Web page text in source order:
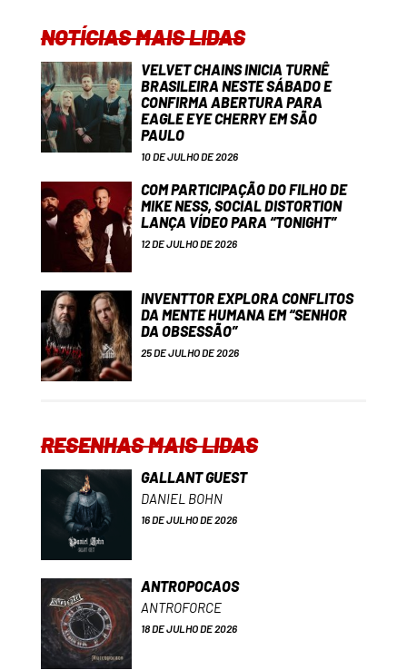
NOTÍCIAS MAIS LIDAS
VELVET CHAINS INICIA TURNÊ
BRASILEIRA NESTE SÁBADO E
CONFIRMA ABERTURA PARA
EAGLE EYE CHERRY EM SÃO
PAULO
10 DE JULHO DE 2026
COM PARTICIPAÇÃO DO FILHO DE
MIKE NESS, SOCIAL DISTORTION
LANÇA VÍDEO PARA “TONIGHT”
12 DE JULHO DE 2026
INVENTTOR EXPLORA CONFLITOS
DA MENTE HUMANA EM “SENHOR
DA OBSESSÃO”
25 DE JULHO DE 2026
RESENHAS MAIS LIDAS
GALLANT GUEST
DANIEL BOHN
16 DE JULHO DE 2026
ANTROPOCAOS
ANTROFORCE
18 DE JULHO DE 2026